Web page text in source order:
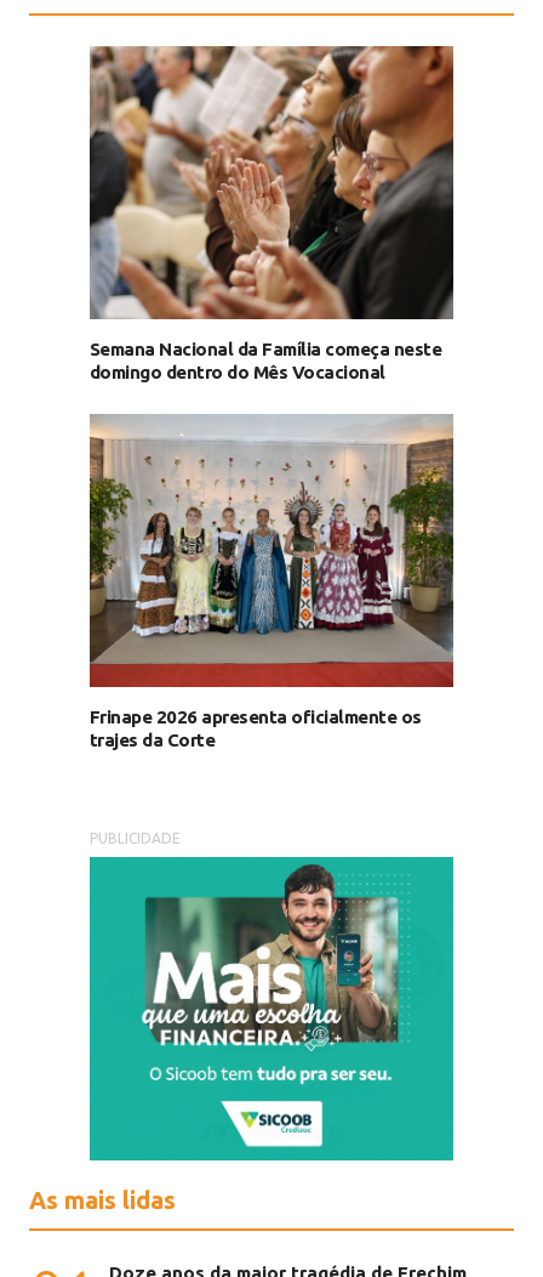
Semana Nacional da Família começa neste
domingo dentro do Mês Vocacional
Frinape 2026 apresenta oficialmente os
trajes da Corte
PUBLICIDADE
As mais lidas